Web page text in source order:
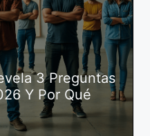
3 Preguntas
Y Por Qué